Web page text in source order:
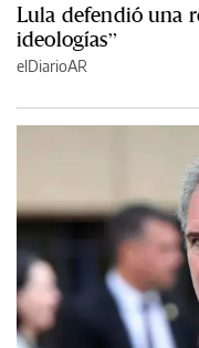
Lula defendió una
ideologías”
elDiarioAR